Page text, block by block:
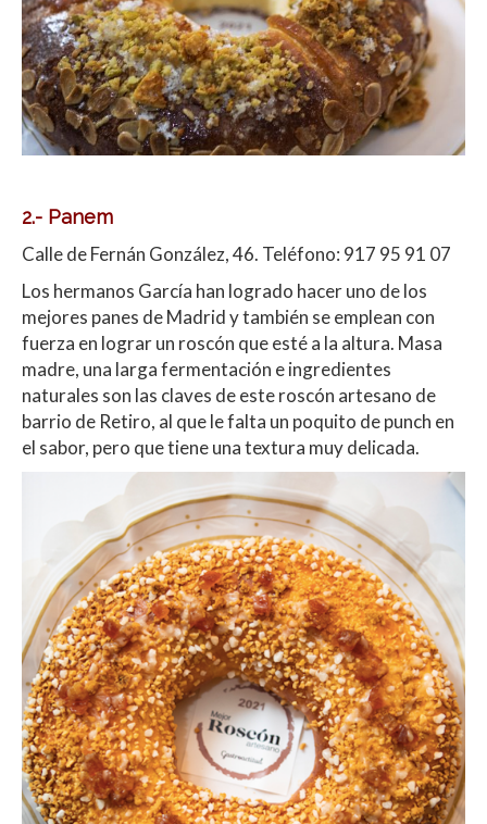
2.- Panem
Calle de Fernán González, 46. Teléfono: 917 95 91 07
Los hermanos García han logrado hacer uno de los
mejores panes de Madrid y también se emplean con
fuerza en lograr un roscón que esté a la altura. Masa
madre, una larga fermentación e ingredientes
naturales son las claves de este roscón artesano de
barrio de Retiro, al que le falta un poquito de punch en
el sabor, pero que tiene una textura muy delicada.